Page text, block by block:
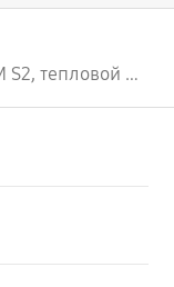
Наружный блок VRF системы DVM S2, тепловой насос, режим обогрева до -25ᵒС (высокоэффективная серия)